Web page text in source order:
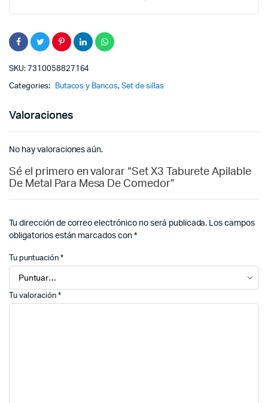
SKU: 7310058827164
Categories: Butacos y Bancos,Set de sillas
Valoraciones
No hay valoraciones aún.
Sé el primero en valorar “Set X3 Taburete Apilable
De Metal Para Mesa De Comedor”
Tu dirección de correo electrónico no será publicada. Los campos
obligatorios están marcados con*
Tu puntuación *
Tu valoración *